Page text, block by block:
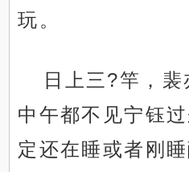
玩。
日上三?竿，裴
中午都不见宁钰
定还在睡或者刚